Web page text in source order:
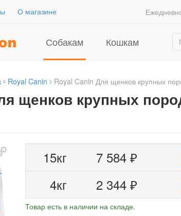
О магазине
Собакам Кошкам
Royal Canin Royal Canin Для щенков крупных
щенков крупных
15кг 7 584 ₽
4кг 2 344 ₽
Товар есть в наличии на складе.